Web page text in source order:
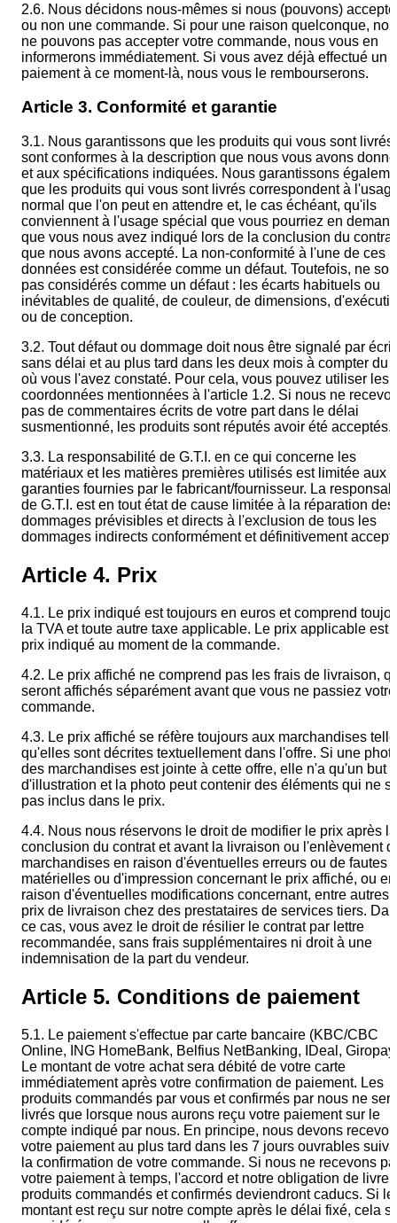
2.6. Nous décidons nous-mêmes si nous (pouvons)
ou non une commande. Si pour une raison quelconque,
ne pouvons pas accepter votre commande, nous vous en
informerons immédiatement. Si vous avez déjà effectué un
paiement à ce moment-là, nous vous le rembourserons.
Article 3. Conformité et garantie
3.1. Nous garantissons que les produits qui vous sont livrés
sont conformes à la description que nous vous avons
et aux spécifications indiquées. Nous garantissons
que les produits qui vous sont livrés correspondent à
normal que l'on peut en attendre et, le cas échéant, qu'ils
conviennent à l'usage spécial que vous pourriez en
que vous nous avez indiqué lors de la conclusion du
que nous avons accepté. La non-conformité à l'une de ces
données est considérée comme un défaut. Toutefois, ne
pas considérés comme un défaut : les écarts habituels ou
inévitables de qualité, de couleur, de dimensions,
ou de conception.
3.2. Tout défaut ou dommage doit nous être signalé par écrit
sans délai et au plus tard dans les deux mois à compter du
où vous l'avez constaté. Pour cela, vous pouvez utiliser les
coordonnées mentionnées à l'article 1.2. Si nous ne
pas de commentaires écrits de votre part dans le délai
susmentionné, les produits sont réputés avoir été acceptés.
3.3. La responsabilité de G.T.I. en ce qui concerne les
matériaux et les matières premières utilisés est limitée aux
garanties fournies par le fabricant/fournisseur. La
de G.T.I. est en tout état de cause limitée à la réparation des
dommages prévisibles et directs à l'exclusion de tous les
dommages indirects conformément et définitivement
Article 4. Prix
4.1. Le prix indiqué est toujours en euros et comprend
la TVA et toute autre taxe applicable. Le prix applicable est
prix indiqué au moment de la commande.
4.2. Le prix affiché ne comprend pas les frais de livraison,
seront affichés séparément avant que vous ne passiez votre
commande.
4.3. Le prix affiché se réfère toujours aux marchandises
qu'elles sont décrites textuellement dans l'offre. Si une
des marchandises est jointe à cette offre, elle n'a qu'un but
d'illustration et la photo peut contenir des éléments qui ne
pas inclus dans le prix.
4.4. Nous nous réservons le droit de modifier le prix après la
conclusion du contrat et avant la livraison ou l'enlèvement
marchandises en raison d'éventuelles erreurs ou de fautes
matérielles ou d'impression concernant le prix affiché, ou en
raison d'éventuelles modifications concernant, entre autres,
prix de livraison chez des prestataires de services tiers.
ce cas, vous avez le droit de résilier le contrat par lettre
recommandée, sans frais supplémentaires ni droit à une
indemnisation de la part du vendeur.
Article 5. Conditions de paiement
5.1. Le paiement s'effectue par carte bancaire (KBC/CBC
Online, ING HomeBank, Belfius NetBanking, IDeal,
Le montant de votre achat sera débité de votre carte
immédiatement après votre confirmation de paiement. Les
produits commandés par vous et confirmés par nous ne
livrés que lorsque nous aurons reçu votre paiement sur le
compte indiqué par nous. En principe, nous devons recevoir
votre paiement au plus tard dans les 7 jours ouvrables
la confirmation de votre commande. Si nous ne recevons
votre paiement à temps, l'accord et notre obligation de livrer
produits commandés et confirmés deviendront caducs. Si le
montant est reçu sur notre compte après le délai fixé, cela